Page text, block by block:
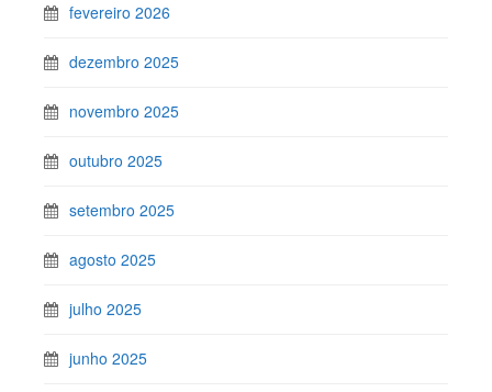
fevereiro 2026
dezembro 2025
novembro 2025
outubro 2025
setembro 2025
agosto 2025
julho 2025
junho 2025